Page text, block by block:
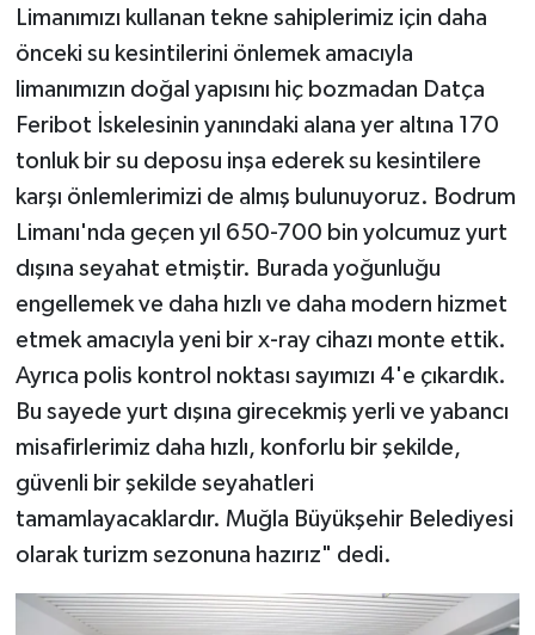
Limanımızı kullanan tekne sahiplerimiz için daha
önceki su kesintilerini önlemek amacıyla
limanımızın doğal yapısını hiç bozmadan Datça
Feribot İskelesinin yanındaki alana yer altına 170
tonluk bir su deposu inşa ederek su kesintilere
karşı önlemlerimizi de almış bulunuyoruz. Bodrum
Limanı'nda geçen yıl 650-700 bin yolcumuz yurt
dışına seyahat etmiştir. Burada yoğunluğu
engellemek ve daha hızlı ve daha modern hizmet
etmek amacıyla yeni bir x-ray cihazı monte ettik.
Ayrıca polis kontrol noktası sayımızı 4'e çıkardık.
Bu sayede yurt dışına girecekmiş yerli ve yabancı
misafirlerimiz daha hızlı, konforlu bir şekilde,
güvenli bir şekilde seyahatleri
tamamlayacaklardır. Muğla Büyükşehir Belediyesi
olarak turizm sezonuna hazırız" dedi.